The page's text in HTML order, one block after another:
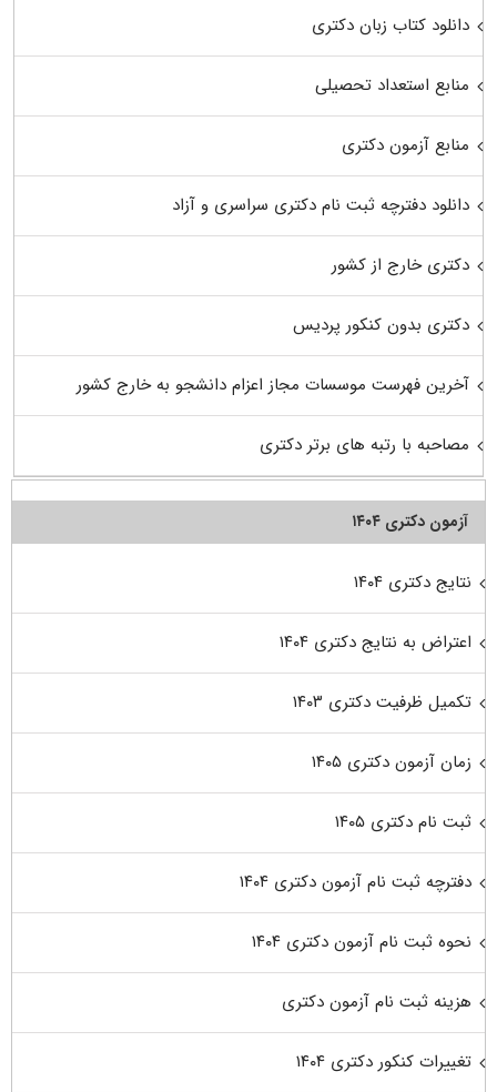
دانلود کتاب زبان دکتری
منابع استعداد تحصیلی
منابع آزمون دکتری
دانلود دفترچه ثبت نام دکتری سراسری و آزاد
دکتری خارج از کشور
دکتری بدون کنکور پردیس
آخرین فهرست موسسات مجاز اعزام دانشجو به خارج کشور
مصاحبه با رتبه های برتر دکتری
آزمون دکتری ۱۴۰۴
نتایج دکتری ۱۴۰۴
اعتراض به نتایج دکتری ۱۴۰۴
تکمیل ظرفیت دکتری ۱۴۰۳
زمان آزمون دکتری ۱۴۰۵
ثبت نام دکتری ۱۴۰۵
دفترچه ثبت نام آزمون دکتری ۱۴۰۴
نحوه ثبت نام آزمون دکتری ۱۴۰۴
هزینه ثبت نام آزمون دکتری
تغییرات کنکور دکتری ۱۴۰۴